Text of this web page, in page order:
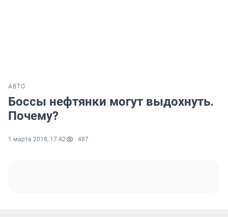
АВТО
Боссы нефтянки могут выдохнуть.
Почему?
1 марта 2018, 17:42 487